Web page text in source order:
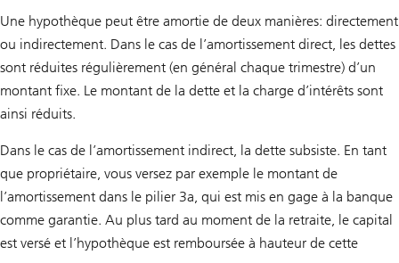
Une hypothèque peut être amortie de deux manières: directement
ou indirectement. Dans le cas de l’amortissement direct, les dettes
sont réduites régulièrement (en général chaque trimestre) d’un
montant fixe. Le montant de la dette et la charge d’intérêts sont
ainsi réduits.
Dans le cas de l’amortissement indirect, la dette subsiste. En tant
que propriétaire, vous versez par exemple le montant de
l’amortissement dans le pilier 3a, qui est mis en gage à la banque
comme garantie. Au plus tard au moment de la retraite, le capital
est versé et l’hypothèque est remboursée à hauteur de cette